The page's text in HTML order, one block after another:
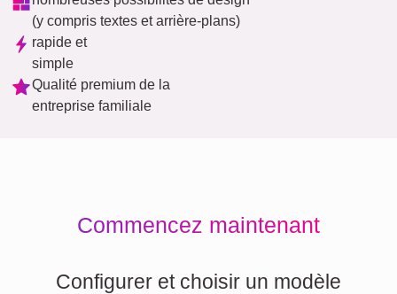
(y compris textes et arrière-plans)
rapide et
simple
Qualité premium de la
entreprise familiale
Commencez maintenant
Configurer et choisir un modèle